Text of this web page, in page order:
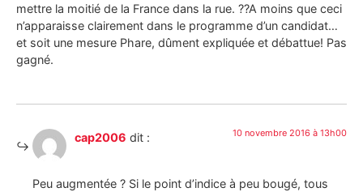
mettre la moitié de la France dans la rue. ??A moins que ceci
n’apparaisse clairement dans le programme d’un candidat…
et soit une mesure Phare, dûment expliquée et débattue! Pas
gagné.
cap2006 dit : 10 novembre 2016 à 13h00
Peu augmentée ? Si le point d’indice à peu bougé, tous